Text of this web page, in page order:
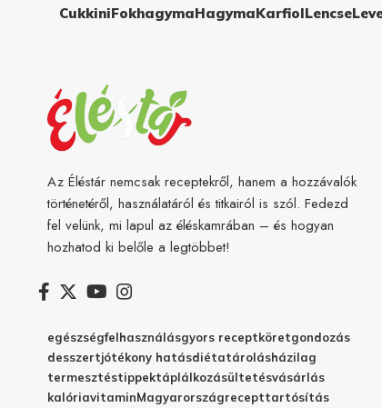
CukkiniFokhagymaHagymaKarfiolLencse
Az Éléstár nemcsak receptekről, hanem a hozzávalók
történetéről, használatáról és titkairól is szól. Fedezd
fel velünk, mi lapul az éléskamrában – és hogyan
hozhatod ki belőle a legtöbbet!
egészségfelhasználásgyors receptköretgondozás
desszertjótékony hatásdiétatárolásházilag
termesztéstippektáplálkozásültetésvásárlás
kalóriavitaminMagyarországrecepttartósítás